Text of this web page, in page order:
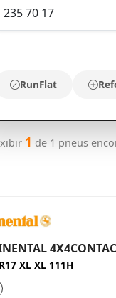
RunFlat
1 de 1 pneus
XL XL 111H